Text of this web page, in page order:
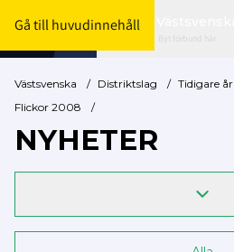
Gå till huvudinnehåll
Byt förbund här
Västsvenska / Distriktslag / Tidigare år
Flickor 2008
/
NYHETER